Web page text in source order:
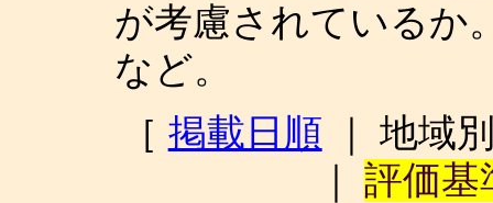
が考慮されているか
など。
［ 掲載日順 ｜ 地域
｜評価基